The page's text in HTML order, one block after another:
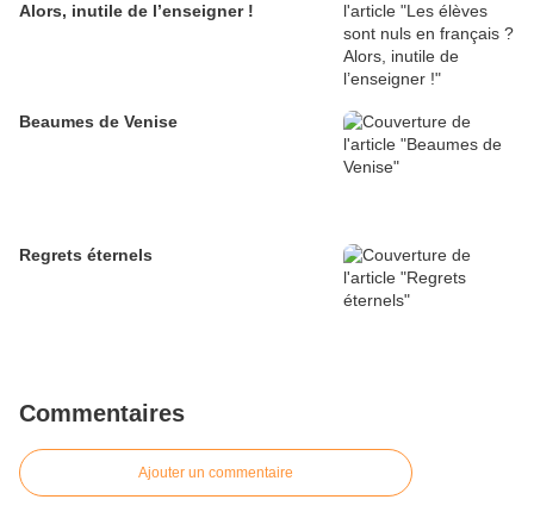
Alors, inutile de l’enseigner !
Beaumes de Venise
Regrets éternels
Commentaires
Ajouter un commentaire